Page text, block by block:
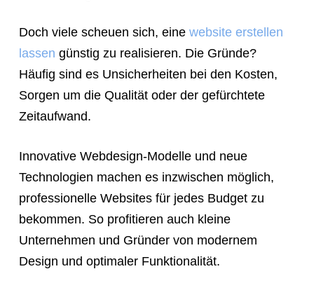
Doch viele scheuen sich, eine website erstellen
lassen günstig zu realisieren. Die Gründe?
Häufig sind es Unsicherheiten bei den Kosten,
Sorgen um die Qualität oder der gefürchtete
Zeitaufwand.
Innovative Webdesign-Modelle und neue
Technologien machen es inzwischen möglich,
professionelle Websites für jedes Budget zu
bekommen. So profitieren auch kleine
Unternehmen und Gründer von modernem
Design und optimaler Funktionalität.
web
design
agency,
NOT
them
navigate